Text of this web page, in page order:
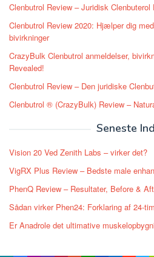
Clenbutrol Review – Juridisk
Clenbutrol Review 2020: Hjælper dig
bivirkninger
CrazyBulk Clenbutrol anmeldelser,
Revealed!
Clenbutrol Review – Den juridiske
Clenbutrol ® (CrazyBulk) Review –
Seneste
Vision 20 Ved Zenith Labs – virker det?
VigRX Plus Review – Bedste male
PhenQ Review – Resultater, Before &
Sådan virker Phen24: Forklaring af 24-
Er Anadrole det ultimative